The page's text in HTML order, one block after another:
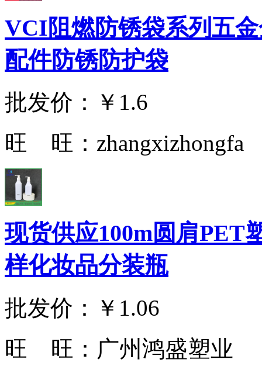
VCI阻燃防锈袋系列五
配件防锈防护袋
批发价：
￥1.6
旺 旺： zhangxizhongfa
现货供应100m圆肩PET
样化妆品分装瓶
批发价：
￥1.06
旺 旺： 广州鸿盛塑业